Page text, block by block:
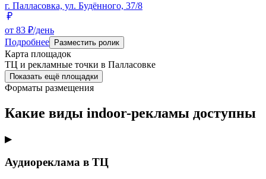
г. Палласовка, ул. Будённого, 37/8
от 83 ₽/день
Подробнее
Разместить ролик
Карта площадок
ТЦ и рекламные точки в Палласовке
Показать ещё площадки
Форматы размещения
Какие виды indoor-рекламы доступны
▶
Аудиореклама в ТЦ